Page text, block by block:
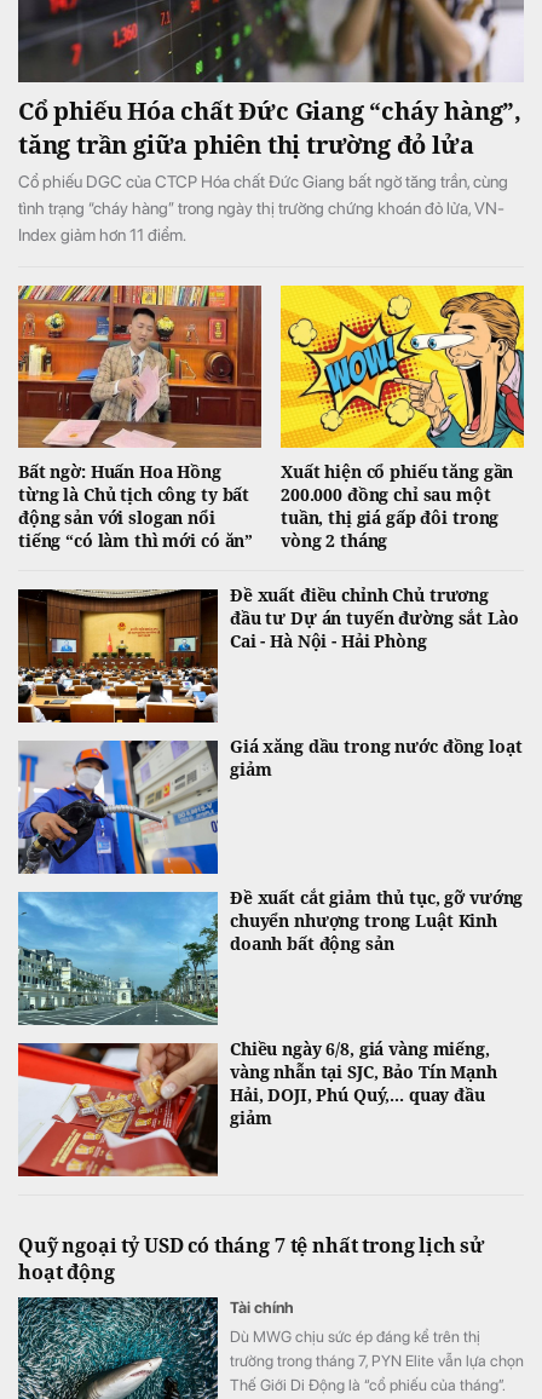
Cổ phiếu Hóa chất Đức Giang “cháy hàng”,
tăng trần giữa phiên thị trường đỏ lửa
Cổ phiếu DGC của CTCP Hóa chất Đức Giang bất ngờ tăng trần, cùng
tình trạng “cháy hàng” trong ngày thị trường chứng khoán đỏ lửa, VN-
Index giảm hơn 11 điểm.
Bất ngờ: Huấn Hoa Hồng
từng là Chủ tịch công ty bất
động sản với slogan nổi
tiếng “có làm thì mới có ăn”
Xuất hiện cổ phiếu tăng gần
200.000 đồng chỉ sau một
tuần, thị giá gấp đôi trong
vòng 2 tháng
Đề xuất điều chỉnh Chủ trương
đầu tư Dự án tuyến đường sắt Lào
Cai - Hà Nội - Hải Phòng
Giá xăng dầu trong nước đồng loạt
giảm
Đề xuất cắt giảm thủ tục, gỡ vướng
chuyển nhượng trong Luật Kinh
doanh bất động sản
Chiều ngày 6/8, giá vàng miếng,
vàng nhẫn tại SJC, Bảo Tín Mạnh
Hải, DOJI, Phú Quý,... quay đầu
giảm
Quỹ ngoại tỷ USD có tháng 7 tệ nhất trong lịch sử
hoạt động
Tài chính
Dù MWG chịu sức ép đáng kể trên thị
trường trong tháng 7, PYN Elite vẫn lựa chọn
Thế Giới Di Động là “cổ phiếu của tháng”.